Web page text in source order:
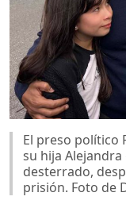
El preso político
su hija
desterrado,
prisión. Foto de